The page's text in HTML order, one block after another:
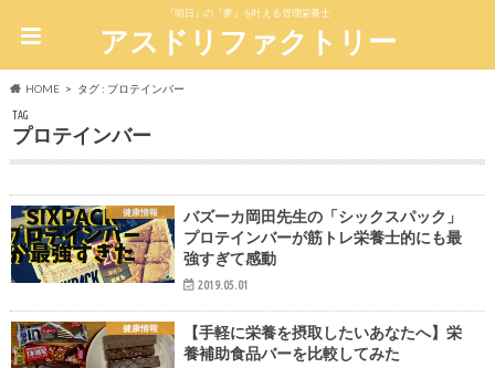
『明日』の『夢』を叶える管理栄養士
アスドリファクトリー
HOME タグ : プロテインバー
TAG
プロテインバー
健康情報
バズーカ岡田先生の「シックスパック」
プロテインバーが筋トレ栄養士的にも最
強すぎて感動
2019.05.01
健康情報
【手軽に栄養を摂取したいあなたへ】栄
養補助食品バーを比較してみた